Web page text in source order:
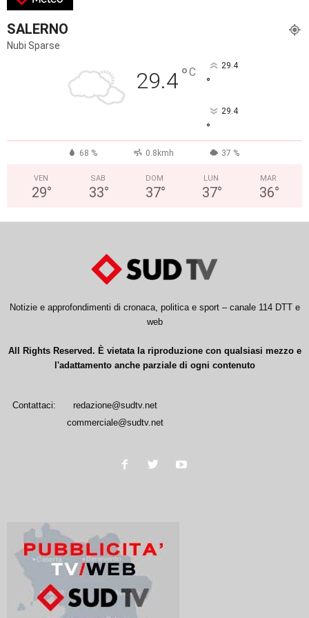
SALERNO
Nubi Sparse
29.4°C 29.4
°
29.4
°
68 % 0.8kmh 37 %
VEN
29°
SAB
33°
DOM
37°
LUN
37°
MAR
36°
Notizie e approfondimenti di cronaca, politica e sport – canale 114 DTT e
web
All Rights Reserved. È vietata la riproduzione con qualsiasi mezzo e
l'adattamento anche parziale di ogni contenuto
Contattaci:
redazione@sudtv.net
commerciale@sudtv.net